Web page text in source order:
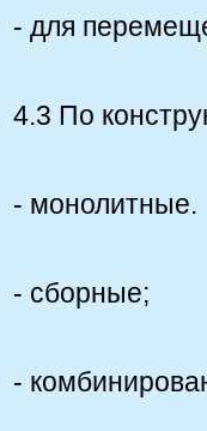
- для
4.3 По
- монолитные.
- сборные;
-